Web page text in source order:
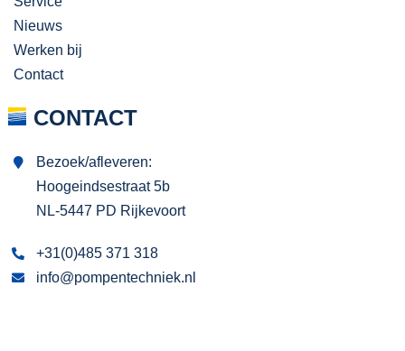
Nieuws
Werken bij
Contact
CONTACT
Bezoek/afleveren:
Hoogeindsestraat 5b
NL-5447 PD Rijkevoort
+31(0)485 371 318
info@pompentechniek.nl